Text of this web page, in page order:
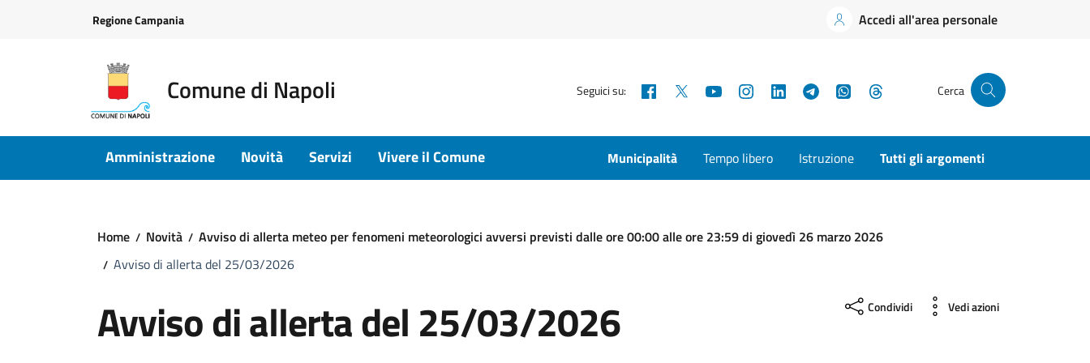
Regione Campania Accedi all'area personale
Comune di Napoli Seguici su: Facebook YouTubeInstagramLinkedInTelegramWhatsApp Cerca
Amministrazione Novità Servizi Vivere il Comune Municipalità Tempo libero Istruzione Tutti gli argomenti
Home Novità
Avviso di allerta meteo per fenomeni meteorologici avversi previsti dalle ore 00:00 alle ore 23:59 di giovedì 26 marzo 2026
Avviso di allerta del 25/03/2026
Avviso di allerta del 25/03/2026 Condividi Vedi azioni